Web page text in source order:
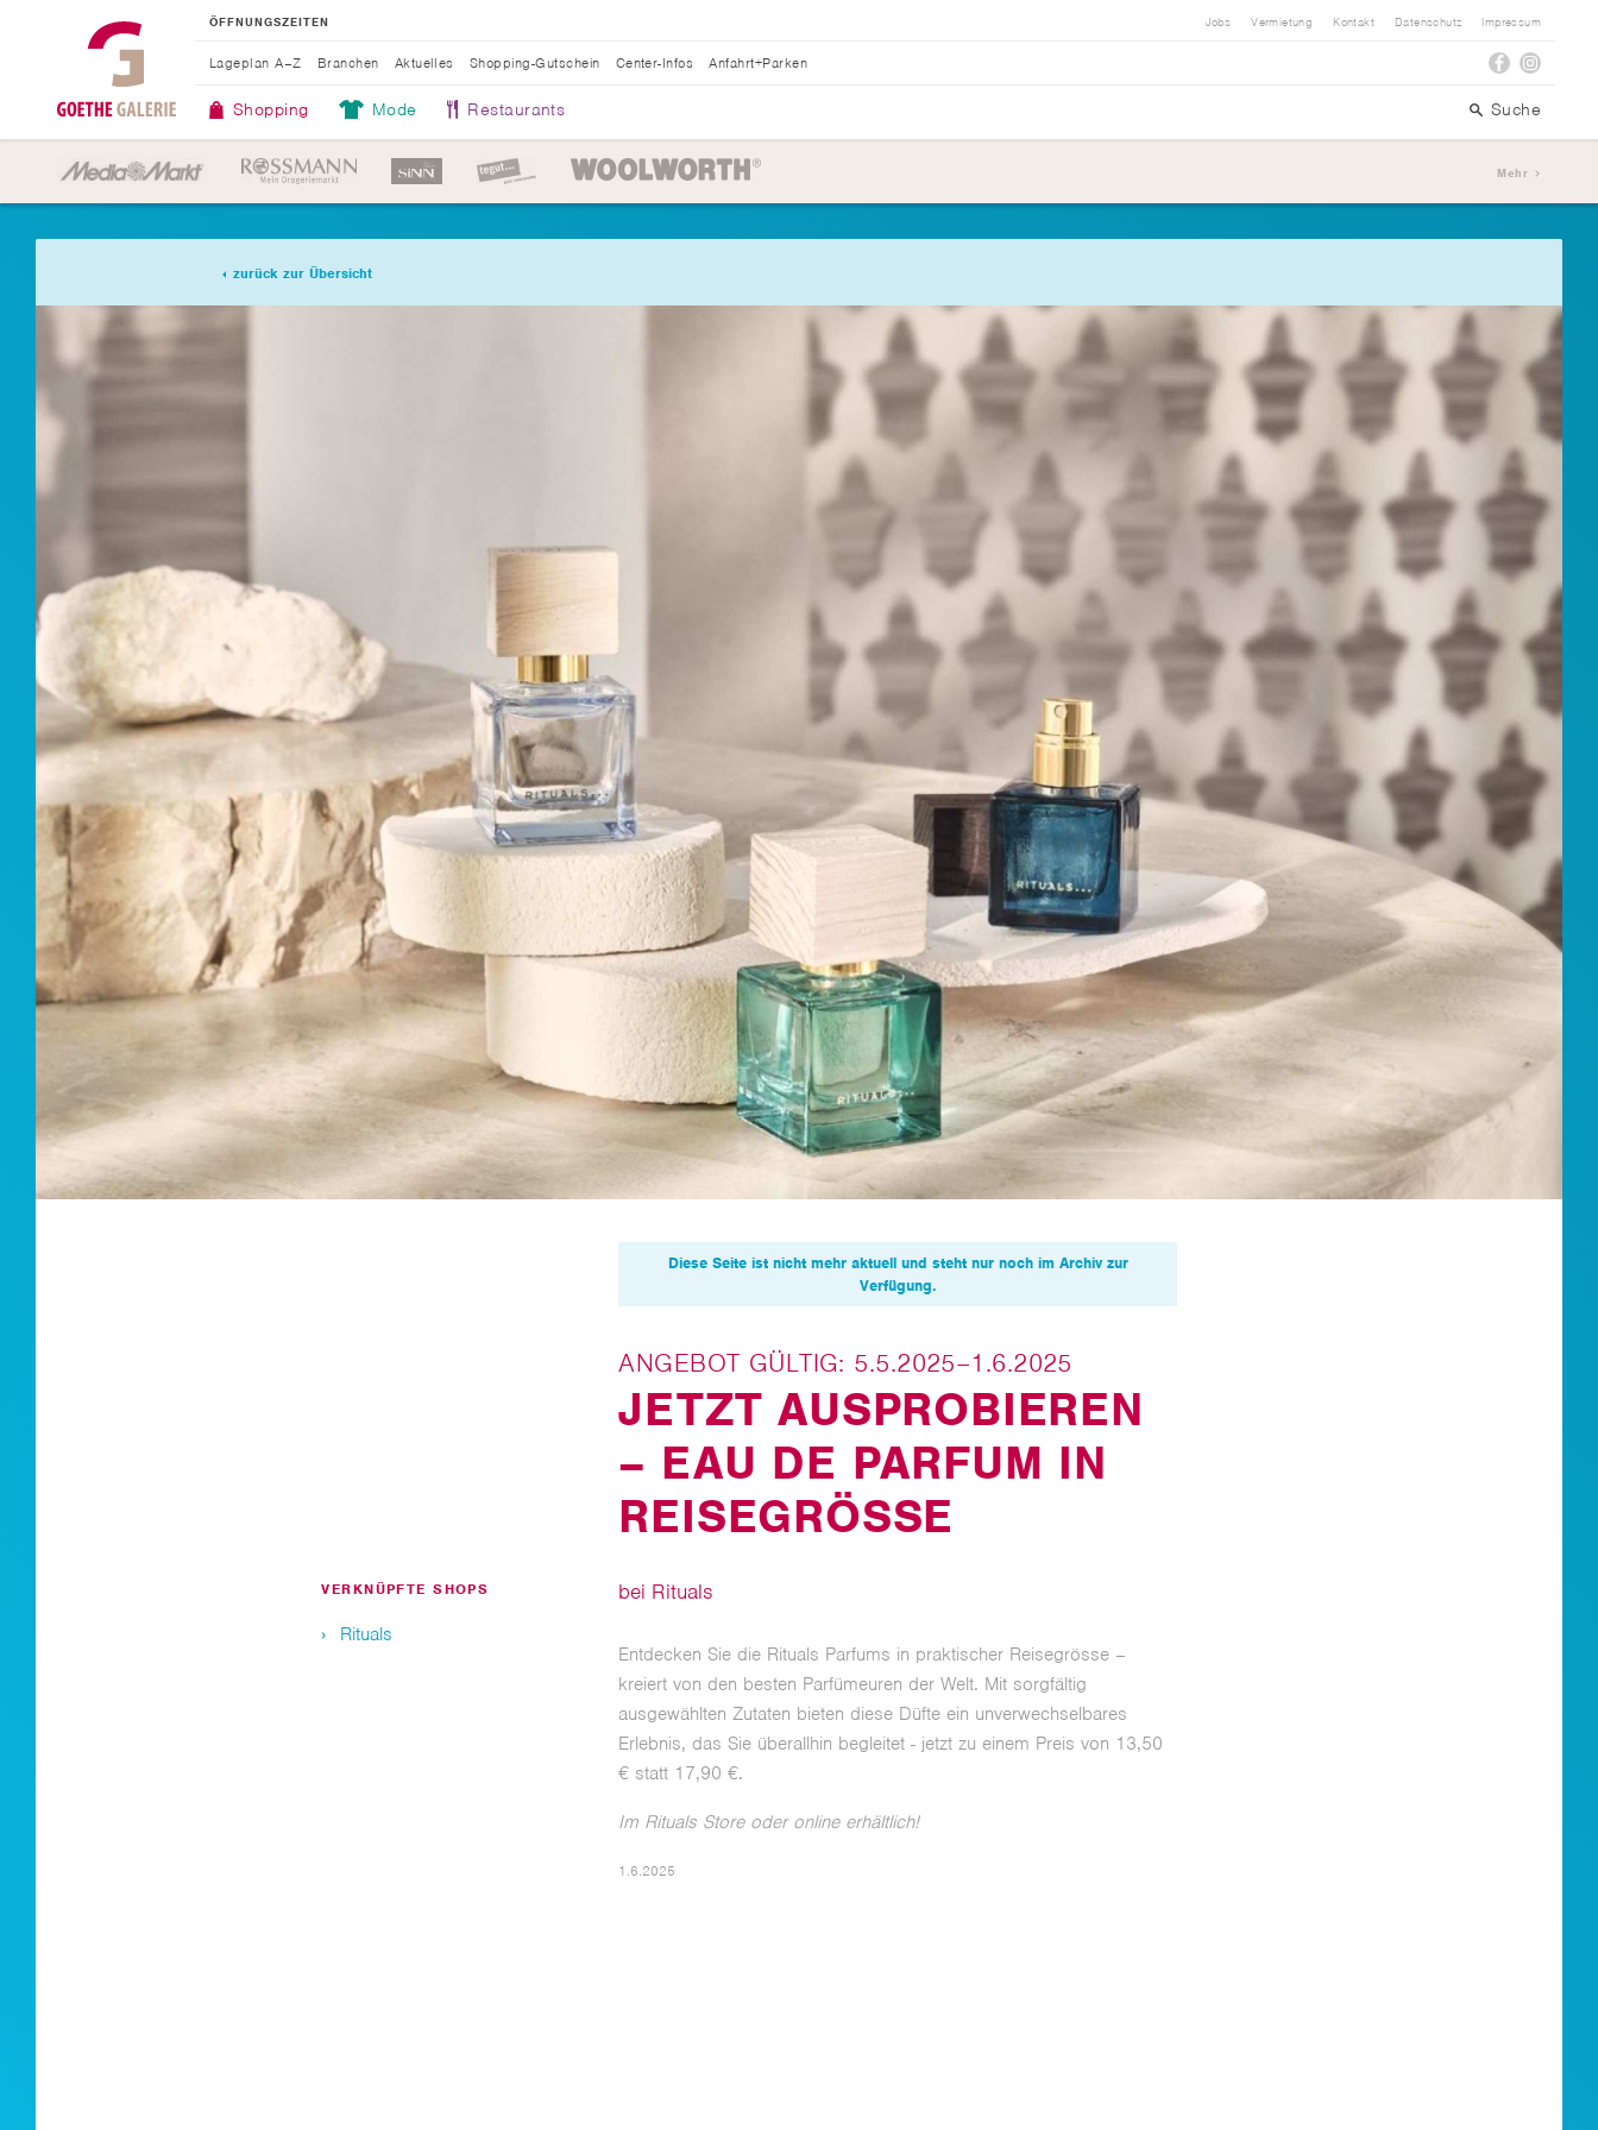
ÖFFNUNGSZEITEN
Shopping Mode Restaurants Suche
Lageplan A–Z Branchen Aktuelles Shopping-Gutschein Center-Infos Anfahrt+Parken
Jobs Vermietung Kontakt Datenschutz Impressum
Mehr
zurück zur Übersicht
Diese Seite ist nicht mehr aktuell und steht nur noch im Archiv zur
Verfügung.
ANGEBOT GÜLTIG: 5.5.2025–1.6.2025
JETZT AUSPROBIEREN
– EAU DE PARFUM IN
REISEGRÖSSE
VERKNÜPFTE SHOPS
Rituals
bei Rituals
Entdecken Sie die Rituals Parfums in praktischer Reisegrösse –
kreiert von den besten Parfümeuren der Welt. Mit sorgfältig
ausgewählten Zutaten bieten diese Düfte ein unverwechselbares
Erlebnis, das Sie überallhin begleitet - jetzt zu einem Preis von 13,50
€ statt 17,90 €.
Im Rituals Store oder online erhältlich!
1.6.2025